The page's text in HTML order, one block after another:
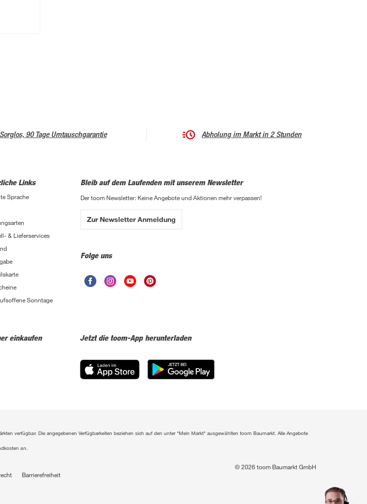
Sorglos, 90 Tage Umtauschgarantie Abholung im Markt in 2 Stunden
Links
Sprache
& Lieferservices
Sonntage
Bleib auf dem Laufenden mit unserem Newsletter
Der toom Newsletter: Keine Angebote und Aktionen mehr verpassen!
Zur Newsletter Anmeldung
Folge uns
einkaufen Jetzt die toom-App herunterladen
verfügbar. Die angegebenen Verfügbarkeiten beziehen sich auf den unter "Mein Markt" ausgewählten toom Baumarkt. Alle Angebote
an.
Barrierefreiheit
© 2026 toom Baumarkt GmbH